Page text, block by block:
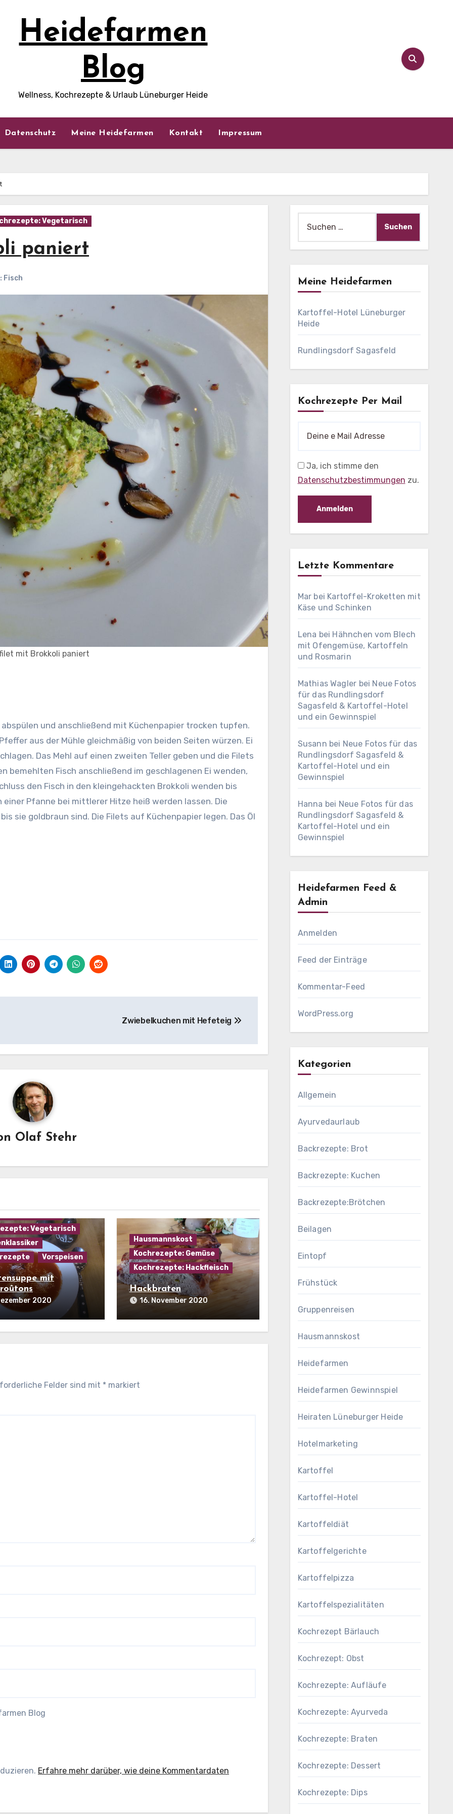
Heidefarmen
Blog
Wellness, Kochrezepte & Urlaub Lüneburger Heide
Datenschutz Meine Heidefarmen Kontakt Impressum
Vegetarisch
paniert
Fisch
mit Brokkoli paniert
und anschließend mit Küchenpapier trocken tupfen.
aus der Mühle gleichmäßig von beiden Seiten würzen. Ei
Das Mehl auf einen zweiten Teller geben und die Filets
bemehlten Fisch anschließend im geschlagenen Ei wenden,
den Fisch in den kleingehackten Brokkoli wenden bis
Pfanne bei mittlerer Hitze heiß werden lassen. Die
sie goldbraun sind. Die Filets auf Küchenpapier legen. Das Öl
Zwiebelkuchen mit Hefeteig
Olaf Stehr
Vegetarisch
Vorspeisen
mit
2020
Hausmannskost
Kochrezepte: Gemüse
Kochrezepte: Hackfleisch
Hackbraten
16. November 2020
Felder sind mit * markiert
Blog
Erfahre mehr darüber, wie deine Kommentardaten
nach:
Meine Heidefarmen
Kartoffel-Hotel Lüneburger
Heide
Rundlingsdorf Sagasfeld
Kochrezepte Per Mail
Ja, ich stimme den
Datenschutzbestimmungen zu.
Letzte Kommentare
Mar bei Kartoffel-Kroketten mit
Käse und Schinken
Lena bei Hähnchen vom Blech
mit Ofengemüse, Kartoffeln
und Rosmarin
Mathias Wagler bei Neue Fotos
für das Rundlingsdorf
Sagasfeld & Kartoffel-Hotel
und ein Gewinnspiel
Susann bei Neue Fotos für das
Rundlingsdorf Sagasfeld &
Kartoffel-Hotel und ein
Gewinnspiel
Hanna bei Neue Fotos für das
Rundlingsdorf Sagasfeld &
Kartoffel-Hotel und ein
Gewinnspiel
Heidefarmen Feed &
Admin
Anmelden
Feed der Einträge
Kommentar-Feed
WordPress.org
Kategorien
Allgemein
Ayurvedaurlaub
Backrezepte: Brot
Backrezepte: Kuchen
Backrezepte:Brötchen
Beilagen
Eintopf
Frühstück
Gruppenreisen
Hausmannskost
Heidefarmen
Heidefarmen Gewinnspiel
Heiraten Lüneburger Heide
Hotelmarketing
Kartoffel
Kartoffel-Hotel
Kartoffeldiät
Kartoffelgerichte
Kartoffelpizza
Kartoffelspezialitäten
Kochrezept Bärlauch
Kochrezept: Obst
Kochrezepte: Aufläufe
Kochrezepte: Ayurveda
Kochrezepte: Braten
Kochrezepte: Dessert
Kochrezepte: Dips